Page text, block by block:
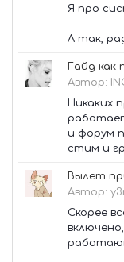
Я про
А так,
Автор:
Никаких
и форум
стим и
Вылет
Автор:
Скорее